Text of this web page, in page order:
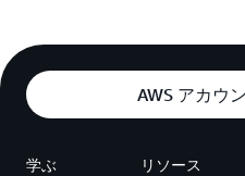
AWS アカウ
学ぶ リソース